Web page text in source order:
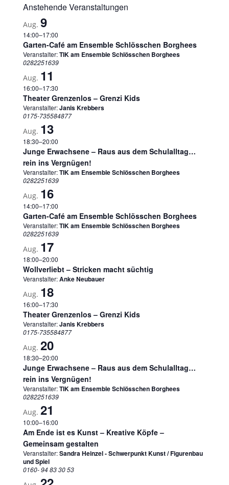
Anstehende Veranstaltungen
Aug. 9
14:00–17:00
Garten-Café am Ensemble Schlösschen Borghees
Veranstalter:TIK am Ensemble Schlösschen Borghees
0282251639
Aug. 11
16:00–17:30
Theater Grenzenlos – Grenzi Kids
Veranstalter:Janis Krebbers
0175-735584877
Aug. 13
18:30–20:00
Junge Erwachsene – Raus aus dem Schulalltag…
rein ins Vergnügen!
Veranstalter:TIK am Ensemble Schlösschen Borghees
0282251639
Aug. 16
14:00–17:00
Garten-Café am Ensemble Schlösschen Borghees
Veranstalter:TIK am Ensemble Schlösschen Borghees
0282251639
Aug. 17
18:00–20:00
Wollverliebt – Stricken macht süchtig
Veranstalter:Anke Neubauer
Aug. 18
16:00–17:30
Theater Grenzenlos – Grenzi Kids
Veranstalter:Janis Krebbers
0175-735584877
Aug. 20
18:30–20:00
Junge Erwachsene – Raus aus dem Schulalltag…
rein ins Vergnügen!
Veranstalter:TIK am Ensemble Schlösschen Borghees
0282251639
Aug. 21
10:00–16:00
Am Ende ist es Kunst – Kreative Köpfe –
Gemeinsam gestalten
Veranstalter:Sandra Heinzel - Schwerpunkt Kunst / Figurenbau
und Spiel
0160- 94 83 30 53